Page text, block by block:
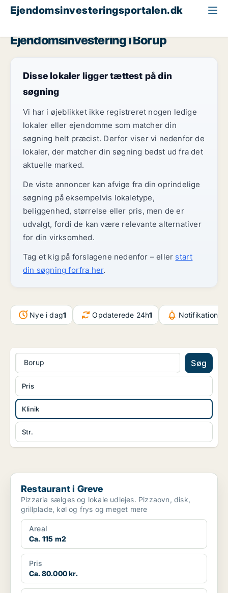
Ejendomsinvesteringsportalen.dk
Ejendomsinvestering i Borup
Disse lokaler ligger tættest på din
søgning
Vi har i øjeblikket ikke registreret nogen ledige
lokaler eller ejendomme som matcher din
søgning helt præcist. Derfor viser vi nedenfor de
lokaler, der matcher din søgning bedst ud fra det
aktuelle marked.
De viste annoncer kan afvige fra din oprindelige
søgning på eksempelvis lokaletype,
beliggenhed, størrelse eller pris, men de er
udvalgt, fordi de kan være relevante alternativer
for din virksomhed.
Tag et kig på forslagene nedenfor – eller start
din søgning forfra her.
Nye i dag1 Opdaterede 24h1 Notifikationer
Borup Søg
Klinik
Str.
Pris
Restaurant i Greve
Restaurant i Greve
Pizzaria sælges og lokale udlejes. Pizzaovn, disk,
grillplade, køl og frys og meget mere
Areal
Ca. 115 m2
Pris
Ca. 80.000 kr.